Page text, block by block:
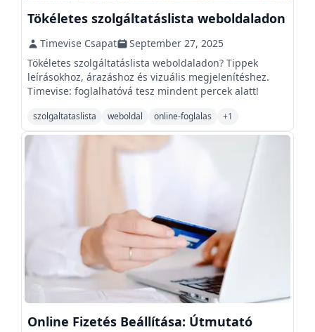
Tökéletes szolgáltatáslista weboldaladon
Timevise Csapat
September 27, 2025
Tökéletes szolgáltatáslista weboldaladon? Tippek
leírásokhoz, árazáshoz és vizuális megjelenítéshez.
Timevise: foglalhatóvá tesz mindent percek alatt!
szolgaltataslista weboldal online-foglalas +1
Online Fizetés Beállítása: Útmutató